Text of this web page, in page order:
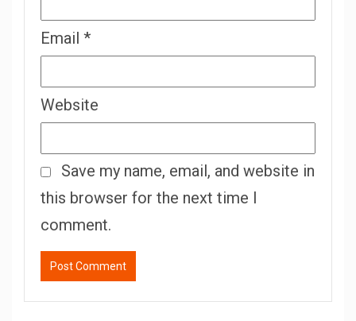
Email *
Website
Save my name, email, and website in
this browser for the next time I
comment.